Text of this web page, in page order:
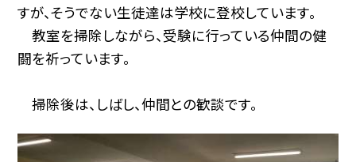
すが、そうでない生徒達は学校に登校しています。
教室を掃除しながら、受験に行っている仲間の健
闘を祈っています。
掃除後は、しばし、仲間との歓談です。